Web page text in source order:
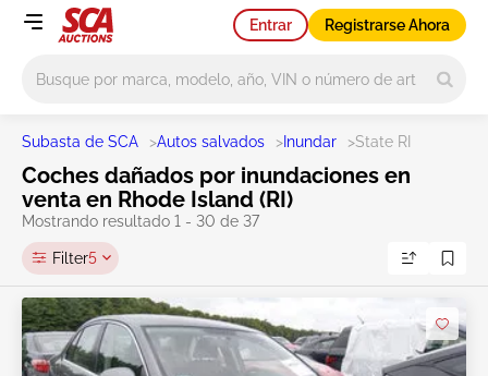
Entrar Registrarse Ahora
Subasta de SCA >Autos salvados > Inundar >State RI
Coches dañados por inundaciones en
venta en Rhode Island (RI)
Mostrando resultado 1 - 30 de 37
Filter5